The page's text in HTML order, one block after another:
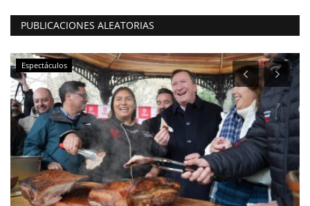
PUBLICACIONES ALEATORIAS
Espectáculos